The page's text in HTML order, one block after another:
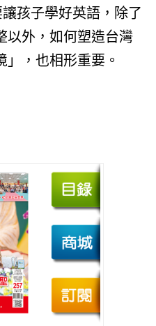
孩子學好英語，除了
以外，如何塑造台灣
」，也相形重要。